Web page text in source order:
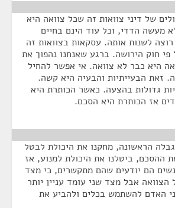
של דיני צוואות זה שכל צוואה היא
מעשה הדדי, וכל עוד הינם בחיים
לשנות אותה. עסקאות בצוואות זה
חוק הירושה. ברגע שאנחנו נהפוך את
היא כבר לא צוואה. אי אפשר להחיל
זאת הבעייתיות והבעיה היא קשה.
גדולות בהצעה. כאשר הכותרת היא
אז הכותרת היא הסכם.
הראשונה, מחקנו את היכולת לבטל
ההסכם, ביטלנו את היכולת למנוע, אז
הם יודעים שהם מתקשרים, כי מצד
הצוואה אבל מצד שני עומד עניין יותר
האדם להשתמש בכלים ולהביע את